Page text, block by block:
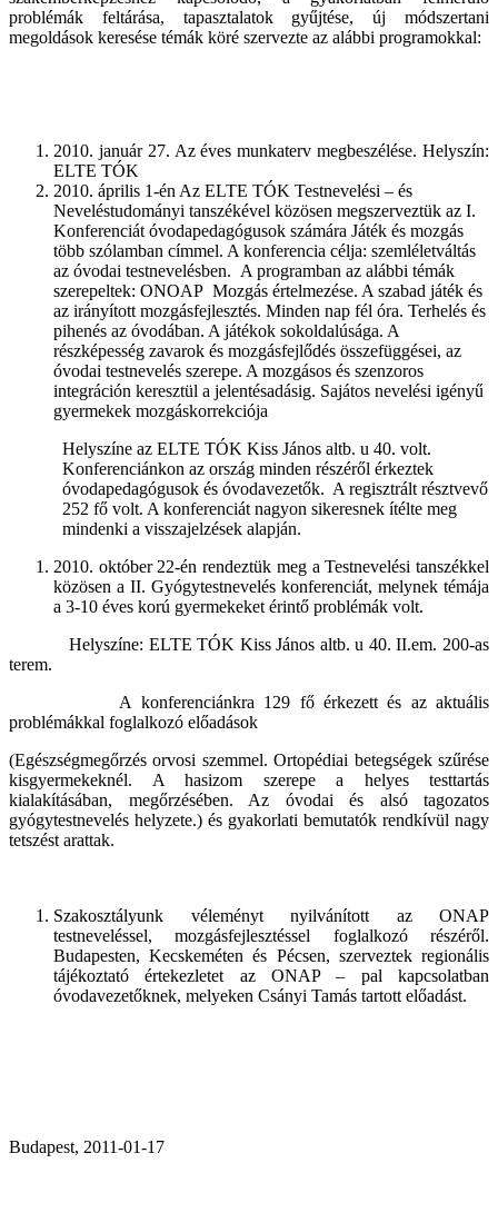
problémák feltárása, tapasztalatok gyűjtése, új módszertani
megoldások keresése témák köré szervezte az alábbi programokkal:
2010. január 27. Az éves munkaterv megbeszélése. Helyszín:
ELTE TÓK
2010. április 1-én Az ELTE TÓK Testnevelési – és
Neveléstudományi tanszékével közösen megszerveztük az I.
Konferenciát óvodapedagógusok számára Játék és mozgás
több szólamban címmel. A konferencia célja: szemléletváltás
az óvodai testnevelésben. A programban az alábbi témák
szerepeltek: ONOAP Mozgás értelmezése. A szabad játék és
az irányított mozgásfejlesztés. Minden nap fél óra. Terhelés és
pihenés az óvodában. A játékok sokoldalúsága. A
részképesség zavarok és mozgásfejlődés összefüggései, az
óvodai testnevelés szerepe. A mozgásos és szenzoros
integráción keresztül a jelentésadásig. Sajátos nevelési igényű
gyermekek mozgáskorrekciója
Helyszíne az ELTE TÓK Kiss János altb. u 40. volt.
Konferenciánkon az ország minden részéről érkeztek
óvodapedagógusok és óvodavezetők. A regisztrált résztvevő
252 fő volt. A konferenciát nagyon sikeresnek ítélte meg
mindenki a visszajelzések alapján.
2010. október 22-én rendeztük meg a Testnevelési tanszékkel
közösen a II. Gyógytestnevelés konferenciát, melynek témája
a 3-10 éves korú gyermekeket érintő problémák volt.
Helyszíne: ELTE TÓK Kiss János altb. u 40. II.em. 200-as
terem.
A konferenciánkra 129 fő érkezett és az aktuális
problémákkal foglalkozó előadások
(Egészségmegőrzés orvosi szemmel. Ortopédiai betegségek szűrése
kisgyermekeknél. A hasizom szerepe a helyes testtartás
kialakításában, megőrzésében. Az óvodai és alsó tagozatos
gyógytestnevelés helyzete.) és gyakorlati bemutatók rendkívül nagy
tetszést arattak.
Szakosztályunk véleményt nyilvánított az ONAP
testneveléssel, mozgásfejlesztéssel foglalkozó részéről.
Budapesten, Kecskeméten és Pécsen, szerveztek regionális
tájékoztató értekezletet az ONAP – pal kapcsolatban
óvodavezetőknek, melyeken Csányi Tamás tartott előadást.
Budapest, 2011-01-17